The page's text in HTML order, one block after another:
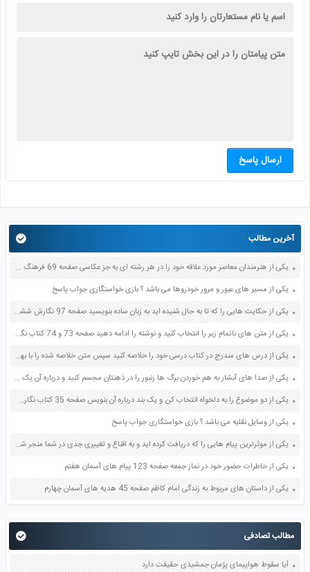
ارسال پاسخ
آخرین مطالب
یکی از هنرمندان معاصر مورد علاقه خود را در هر رشته ای به جز عکاسی صفحه 69 فرهنگ و هنر نهم
یکی از مسیر های عبور و مرور خودروها می باشد ؟ بازی خواستگاری جواب پاسخ
یکی از حکایت هایی را که تا به حال شنیده اید به زبان ساده بنویسید صفحه 97 نگارش ششم دبستان
یکی از متن های ناتمام زیر را انتخاب کنید و نوشته را ادامه دهید صفحه 73 و 74 کتاب نگارش فارسی پنجم دبستان
یکی از درس های مندرج در کتاب درسی خود را خلاصه کنید سپس متن خلاصه شده را با بهره گیری از روش های دسته بندی نمودار جدول نقشه مفهومی نشان دهید صفحه 118 نگارش یازدهم
یکی از صدا های آبشار به هم خوردن برگ ها زنبور را در ذهنتان مجسم کنید و درباره آن یک بند بنویسید صفحه 11 نگارش پنجم
یکی از دو موضوع را به دلخواه انتخاب کن و یک بند درباره آن بنویس صفحه 35 کتاب نگارش فارسی سوم
یکی از وسایل نقلیه می باشد ؟ بازی خواستگاری جواب پاسخ
یکی از موثرترین پیام هایی را که دریافت کرده اید و به اقناع و تغییری جدی در شما منجر شده است برسی کنید و علت این تاثیر گذاری قابل توجه را بنویسید صفحه 52 تفکر و سواد رسانه ای دهم
یکی از خاطرات حضور خود در نماز جمعه صفحه 123 پیام های آسمان هفتم
یکی از داستان های مربوط به زندگی امام کاظم صفحه 45 هدیه های آسمان چهارم
مطالب تصادفی
آیا سقوط هواپیمای پژمان جمشیدی حقیقت دارد